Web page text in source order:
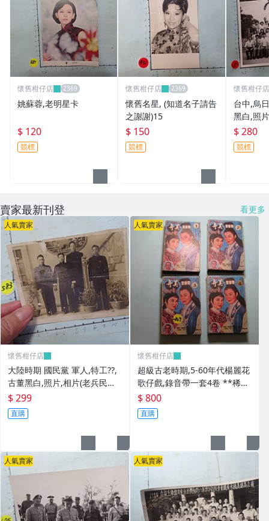
懷舊柑仔店
姚蘇蓉,老明星卡
$ 120
競標
懷舊柑仔店
懷舊名星, (知道名子請告
之謝謝)15
$ 150
競標
懷舊柑仔店
台中,烏
黑白,照
$ 280
競標
賣家最新刊登 看更多
人氣賣家
懷舊柑仔店
大陸時期 國民黨 軍人,特工??,
古董黑白,照片,相片(老兵民國3
8年從大陸帶來台灣的) **稀少
品6
$ 299
直購
人氣賣家
懷舊柑仔店
超級古老時期,5-60年代楊麗花
歌仔戲,錄音帶一套4卷 **稀少
品
$ 800
直購
人氣賣家 人氣賣家